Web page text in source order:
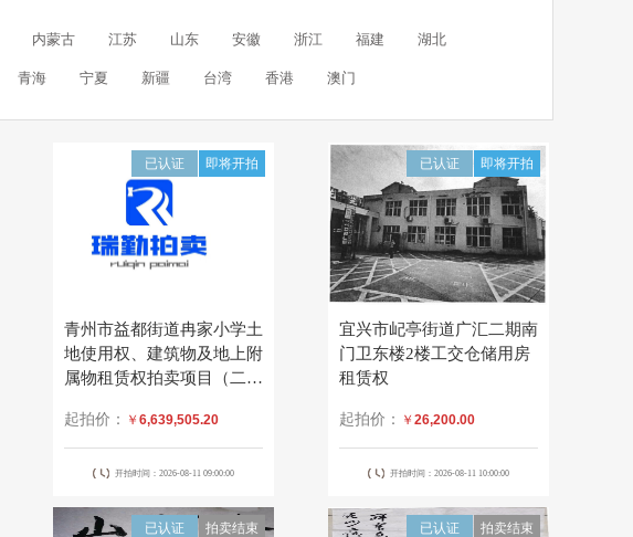
内蒙古 江苏 山东 安徽 浙江 福建 湖北
青海 宁夏 新疆 台湾 香港 澳门
即将开拍
已认证
青州市益都街道冉家小学土
地使用权、建筑物及地上附
属物租赁权拍卖项目（二
起拍价： ￥ 6,639,505.20
开拍时间：2026-08-11 09:00:00
即将开拍
已认证
宜兴市屺亭街道广汇二期南
门卫东楼2楼工交仓储用房
租赁权
起拍价： ￥ 26,200.00
开拍时间：2026-08-11 10:00:00
拍卖结束
已认证 拍卖结束
已认证